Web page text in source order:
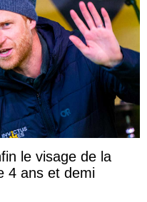
le visage de la
4 ans et demi